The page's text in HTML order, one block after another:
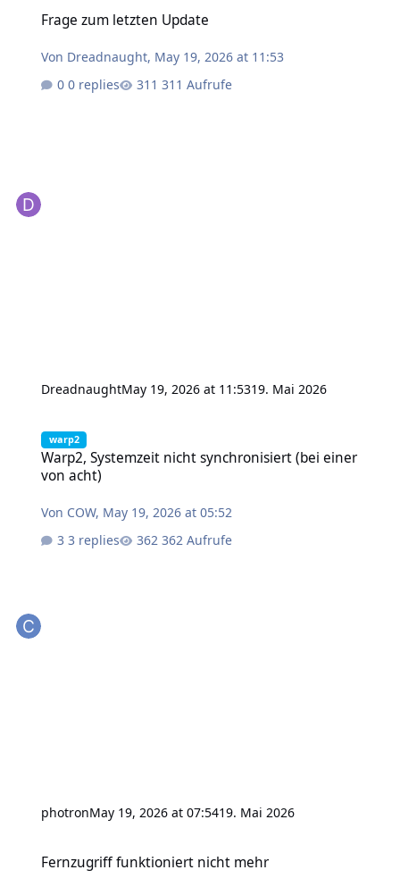
Frage zum letzten Update
Von Dreadnaught, May 19, 2026 at 11:53
0 replies
311 Aufrufe
DreadnaughtMay 19, 2026 at 11:5319. Mai 2026
warp2
Warp2, Systemzeit nicht synchronisiert (bei einer
von acht)
Von COW, May 19, 2026 at 05:52
3 replies
362 Aufrufe
photronMay 19, 2026 at 07:5419. Mai 2026
Fernzugriff funktioniert nicht mehr